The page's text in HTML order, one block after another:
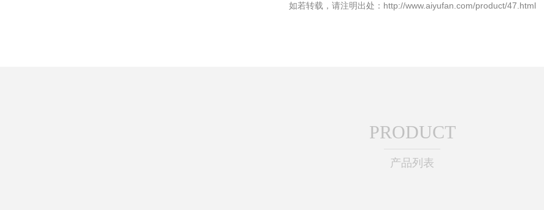
如若转载，请注明出处：http://www.aiyufan.com/product/47.html
PRODUCT
产品列表